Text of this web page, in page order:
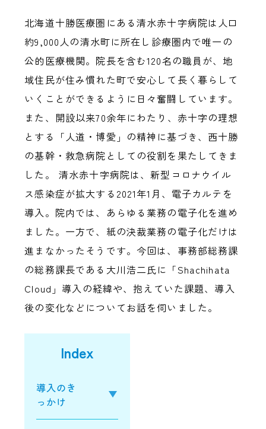
北海道十勝医療圏にある清水赤十字病院は人口
約9,000人の清水町に所在し診療圏内で唯一の
公的医療機関。院長を含む120名の職員が、地
域住民が住み慣れた町で安心して長く暮らして
いくことができるように日々奮闘しています。
また、開設以来70余年にわたり、赤十字の理想
とする「人道・博愛」の精神に基づき、西十勝
の基幹・救急病院としての役割を果たしてきま
した。 清水赤十字病院は、新型コロナウイル
ス感染症が拡大する2021年1月、電子カルテを
導入。院内では、あらゆる業務の電子化を進め
ました。一方で、紙の決裁業務の電子化だけは
進まなかったそうです。今回は、事務部総務課
の総務課長である大川浩二氏に「Shachihata
Cloud」導入の経緯や、抱えていた課題、導入
後の変化などについてお話を伺いました。
Index
導入のき
っかけ